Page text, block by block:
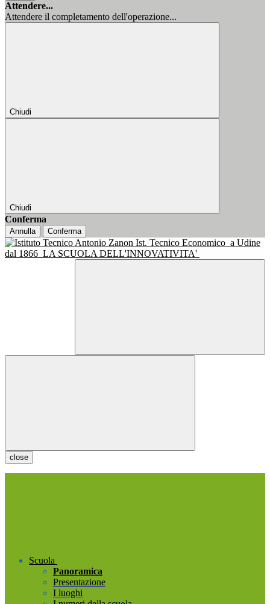
Attendere...
Attendere il completamento dell'operazione...
Chiudi
Chiudi
Conferma
Annulla Conferma
Ist. Tecnico Economico a Udine
dal 1866 LA SCUOLA DELL'INNOVATIVITA'
close
Scuola
Panoramica
Presentazione
I luoghi